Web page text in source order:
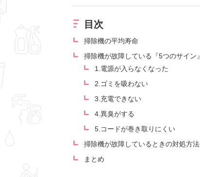
目次
掃除機の平均寿命
掃除機が故障している『5つのサイン』
1.電源が入らなくなった
2.ゴミを吸わない
3.充電できない
4.異臭がする
5.コードが巻き取りにくい
掃除機が故障しているときの対処方法
まとめ